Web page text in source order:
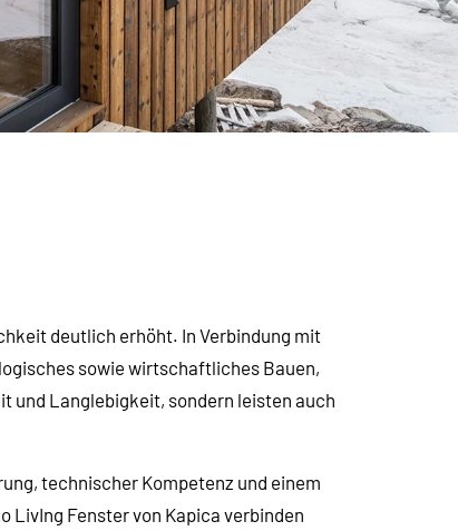
deutlich erhöht. In Verbindung mit
sowie wirtschaftliches Bauen,
und Langlebigkeit, sondern leisten auch
technischer Kompetenz und einem
LivIng Fenster von Kapica verbinden